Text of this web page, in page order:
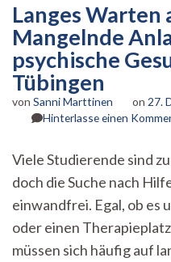
Langes Warten
Mangelnde
psychische
Tübingen
von Sanni Marttinen on 27.
Hinterlasse einen
Viele Studierende sind
doch die Suche nach
einwandfrei. Egal, ob es
oder einen
müssen sich häufig auf